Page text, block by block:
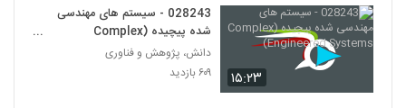
028260 - طراحی سیستم های پیچیده
۱۵:۲۳
028243 - سیستم های مهندسی
شده پیچیده (Complex
Engineered Systems)
دانش، پژوهش و فناوری
۶۰۹ بازدید